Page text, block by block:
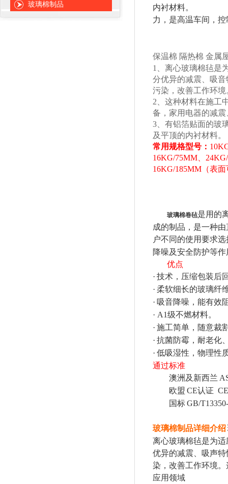
玻璃棉制品
内衬材料。
力，是高温车间，
保温棉 隔热棉 金属
1
、离心玻璃棉毡
分优异的减震、吸
污染，改善工作环境
2 、这种材料在施
备，家用电器的减
3 、有铝箔贴面的
及平顶的内衬材料。
常用规格型号：
16KG/75MM
16KG/185MM （表
玻璃棉卷毡是用的
成的制品，是一种
户不同的使用要求
降噪及安全防护等
优点
· 技术，压缩包装后
· 柔软细长的玻璃纤
· 吸音降噪，能有效
· A1级不燃材料。
· 施工简单，随意裁
· 抗菌防霉，耐老化
· 低吸湿性，物理性
通过标准
澳洲及新西兰
欧盟 CE认证 CE
国标GB/
玻璃棉制品详细介绍
离心玻璃棉毡是为
优异的减震、吸声
染，改善工作环境
应用领域